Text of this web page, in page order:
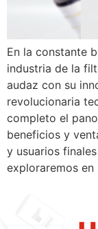
En la constante
industria de la
audaz con su
revolucionaria
completo el
beneficios y
y usuarios
exploraremos